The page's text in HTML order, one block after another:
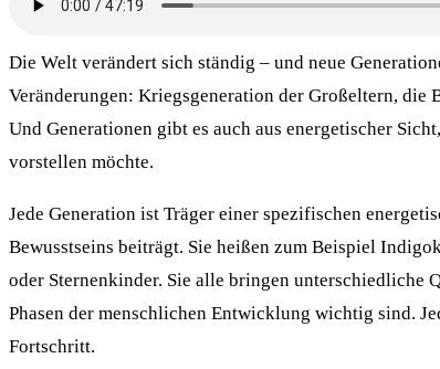
Die Welt verändert sich ständig – und neue
Veränderungen: Kriegsgeneration der Großeltern, die
Und Generationen gibt es auch aus energetischer
vorstellen möchte.
Jede Generation ist Träger einer spezifischen
Bewusstseins beiträgt. Sie heißen zum Beispiel
oder Sternenkinder. Sie alle bringen unterschiedliche
Phasen der menschlichen Entwicklung wichtig sind.
Fortschritt.